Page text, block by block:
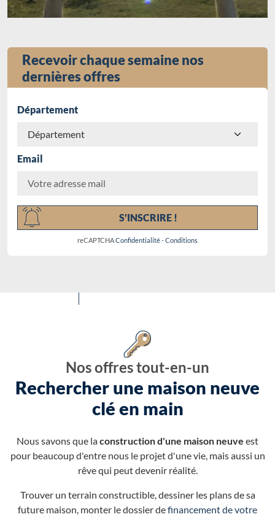
Recevoir chaque semaine nos
dernières offres
Département
Email
S'INSCRIRE !
reCAPTCHAConfidentialité-Conditions
Nos offres tout-en-un
Rechercher une maison neuve
clé en main
Nous savons que laconstruction d'une maison neuve est
pour beaucoup d'entre nous le projet d'une vie, mais aussi un
rêve qui peut devenir réalité.
Trouver un terrain constructible, dessiner les plans de sa
future maison, monter le dossier definancement de votre